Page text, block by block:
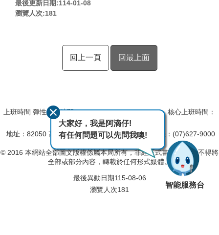
最後更新日期:114-01-08
瀏覽人次:181
回上一頁 回最上面
上班時間 彈性上班時間：08:00~09:00,17:00~18:00﹔核心上班時間：
09:00~12:30,13:30~17:00
地址：82050 高雄市岡山區柳橋西路15號
總機：(07)627-9000
© 2016 本網站全部圖文版權係屬本局所有，非經正式書面同意， 不得將
全部或部分內容，轉載於任何形式媒體。
最後異動日期115-08-06
瀏覽人次181
大家好，我是阿滴仔!
有任何問題可以先問我噢!
智能服務台